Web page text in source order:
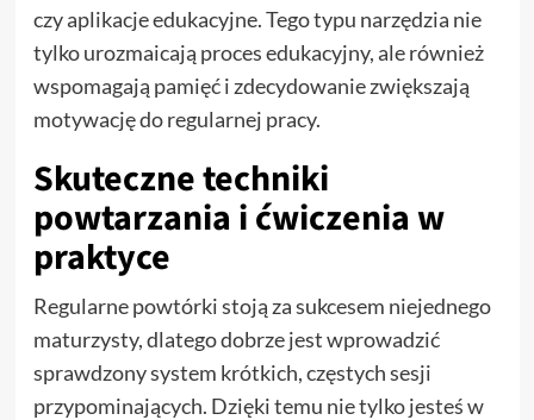
czy aplikacje edukacyjne. Tego typu narzędzia nie
tylko urozmaicają proces edukacyjny, ale również
wspomagają pamięć i zdecydowanie zwiększają
motywację do regularnej pracy.
Skuteczne techniki
powtarzania i ćwiczenia w
praktyce
Regularne powtórki stoją za sukcesem niejednego
maturzysty, dlatego dobrze jest wprowadzić
sprawdzony system krótkich, częstych sesji
przypominających. Dzięki temu nie tylko jesteś w